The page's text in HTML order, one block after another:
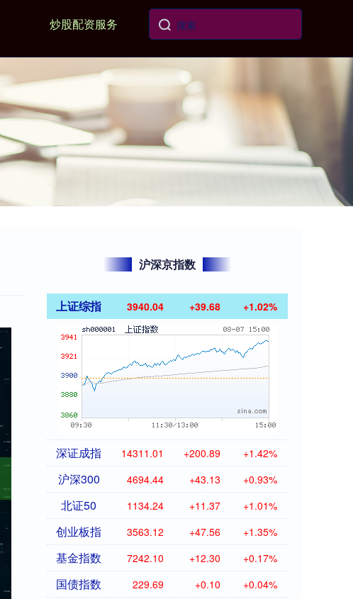
炒股配资服务
沪深京指数
上证综指 3940.04 +39.68 +1.02%
深证成指 14311.01 +200.89 +1.42%
沪深300 4694.44 +43.13 +0.93%
北证50 1134.24 +11.37 +1.01%
创业板指 3563.12 +47.56 +1.35%
基金指数 7242.10 +12.30 +0.17%
国债指数 229.69 +0.10 +0.04%